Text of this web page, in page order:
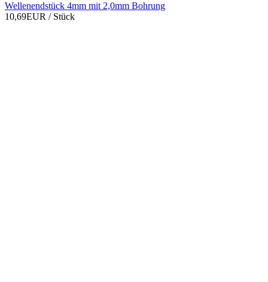
Wellenendstück 4mm mit 2,0mm Bohrung
10,69EUR / Stück